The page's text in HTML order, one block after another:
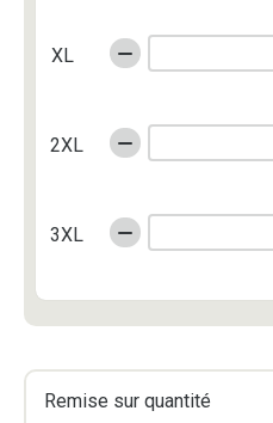
XL
2XL
3XL
Remise sur quantité